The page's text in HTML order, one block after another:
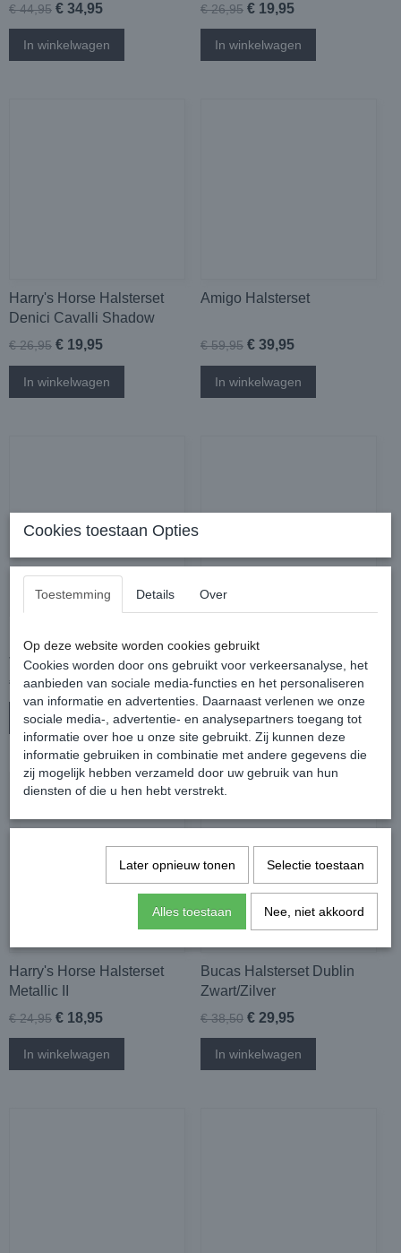
€ 44,95 € 34,95
In winkelwagen
€ 26,95 € 19,95
In winkelwagen
Harry's Horse Halsterset
Denici Cavalli Shadow
€ 26,95 € 19,95
In winkelwagen
Amigo Halsterset
€ 59,95 € 39,95
In winkelwagen
Jochberg Dress Blues
€ 29,95 € 24,95
In winkelwagen
Jochberg Black
€ 29,95 € 24,95
In winkelwagen
Harry's Horse Halsterset
Metallic II
€ 24,95 € 18,95
In winkelwagen
Bucas Halsterset Dublin
Zwart/Zilver
€ 38,50 € 29,95
In winkelwagen
Cookies toestaan Opties
Toestemming Details Over
Op deze website worden cookies gebruikt
Cookies worden door ons gebruikt voor verkeersanalyse, het
aanbieden van sociale media-functies en het personaliseren
van informatie en advertenties. Daarnaast verlenen we onze
sociale media-, advertentie- en analysepartners toegang tot
informatie over hoe u onze site gebruikt. Zij kunnen deze
informatie gebruiken in combinatie met andere gegevens die
zij mogelijk hebben verzameld door uw gebruik van hun
diensten of die u hen hebt verstrekt.
Later opnieuw tonen Selectie toestaan
Alles toestaan Nee, niet akkoord